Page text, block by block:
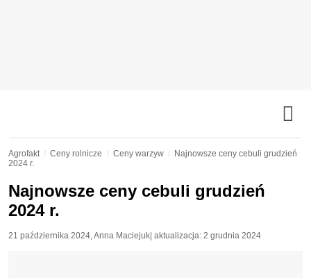
Agrofakt Ceny rolnicze Ceny warzyw
Najnowsze ceny cebuli grudzień
2024 r.
Najnowsze ceny cebuli grudzień
2024 r.
21 października 2024,Anna Maciejuk | aktualizacja: 2 grudnia 2024